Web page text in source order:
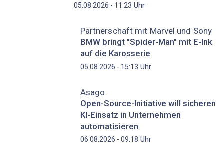
05.08.2026 - 11:23 Uhr
Partnerschaft mit Marvel und Sony
BMW bringt "Spider-Man" mit E-Ink
auf die Karosserie
05.08.2026 - 15:13 Uhr
Asago
Open-Source-Initiative will sicheren
KI-Einsatz in Unternehmen
automatisieren
06.08.2026 - 09:18 Uhr